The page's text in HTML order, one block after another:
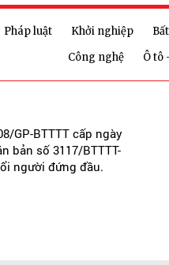
Pháp luật Khởi nghiệp
Công nghệ
Ô tô
GP-BTTTT cấp ngày
bản số 3117/BTTTT-
người đứng đầu.